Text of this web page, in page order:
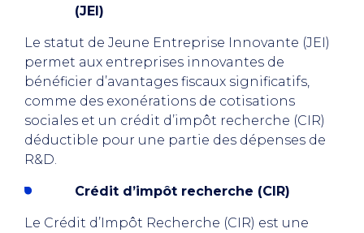
(JEI)
Le statut de Jeune Entreprise Innovante (JEI)
permet aux entreprises innovantes de
bénéficier d’avantages fiscaux significatifs,
comme des exonérations de cotisations
sociales et un crédit d’impôt recherche (CIR)
déductible pour une partie des dépenses de
R&D.
Crédit d’impôt recherche (CIR)
Le Crédit d’Impôt Recherche (CIR) est une